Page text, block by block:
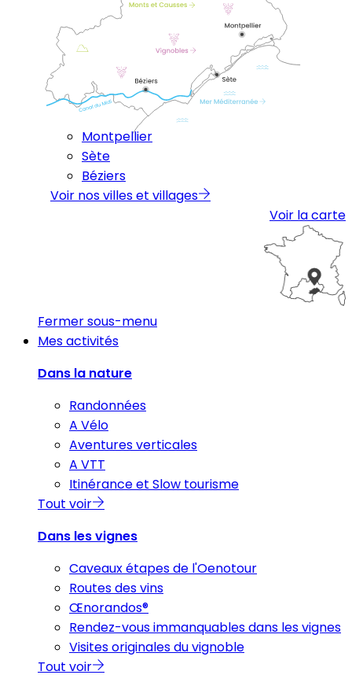
Montpellier
Sète
Béziers
Voir nos villes et villages
Voir la carte
Fermer sous-menu
Mes activités
Dans la nature
Randonnées
A Vélo
Aventures verticales
A VTT
Itinérance et Slow tourisme
Tout voir
Dans les vignes
Caveaux étapes de l'Oenotour
Routes des vins
Œnorandos®
Rendez-vous immanquables dans les vignes
Visites originales du vignoble
Tout voir